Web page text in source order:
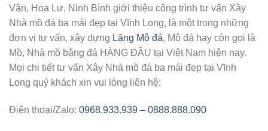
Vân, Hoa Lư, Ninh Bình giới thiệu công trình tư vấn Xây
Nhà mồ đá ba mái đẹp tại Vĩnh Long, là một trong những
đơn vị tư vấn, xây dựng Lăng Mộ đá, Mộ đá hay còn gọi là
Mồ, Nhà mồ bằng đá HÀNG ĐẦU tại Việt Nam hiện nay.
Mọi chi tiết tư vấn Xây Nhà mồ đá ba mái đẹp tại Vĩnh
Long quý khách xin vui lòng liên hệ:
Điện thoại/Zalo: 0968.933.939 – 0888.888.090